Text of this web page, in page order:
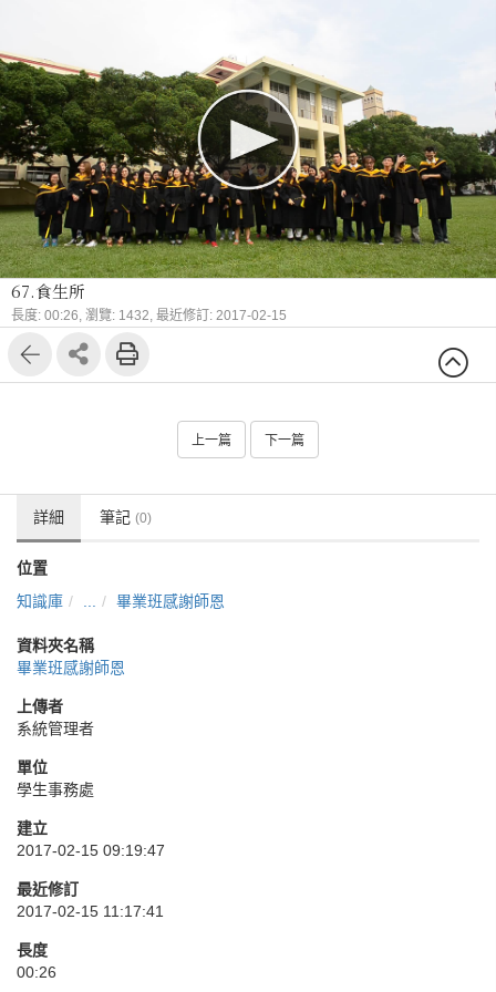
67.食生所
長度: 00:26, 瀏覽: 1432, 最近修訂: 2017-02-15
上一篇 下一篇
詳細 筆記 (0)
位置
知識庫
... 畢業班感謝師恩
資料夾名稱
畢業班感謝師恩
上傳者
系統管理者
單位
學生事務處
建立
2017-02-15 09:19:47
最近修訂
2017-02-15 11:17:41
長度
00:26